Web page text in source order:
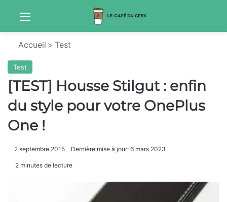
Accueil > Test
Test
[TEST] Housse Stilgut : enfin
du style pour votre OnePlus
One !
2 septembre 2015 Dernière mise à jour: 6 mars 2023
2 minutes de lecture